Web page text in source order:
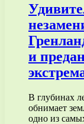
и
В глубинах
обнимает
одно из